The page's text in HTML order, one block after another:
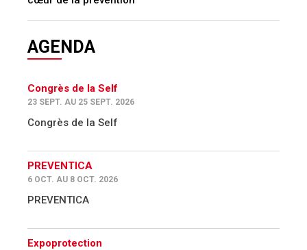
AGENDA
Congrès de la Self
23 SEPT. AU 25 SEPT. 2026
Congrès de la Self
PREVENTICA
6 OCT. AU 8 OCT. 2026
PREVENTICA
Expoprotection